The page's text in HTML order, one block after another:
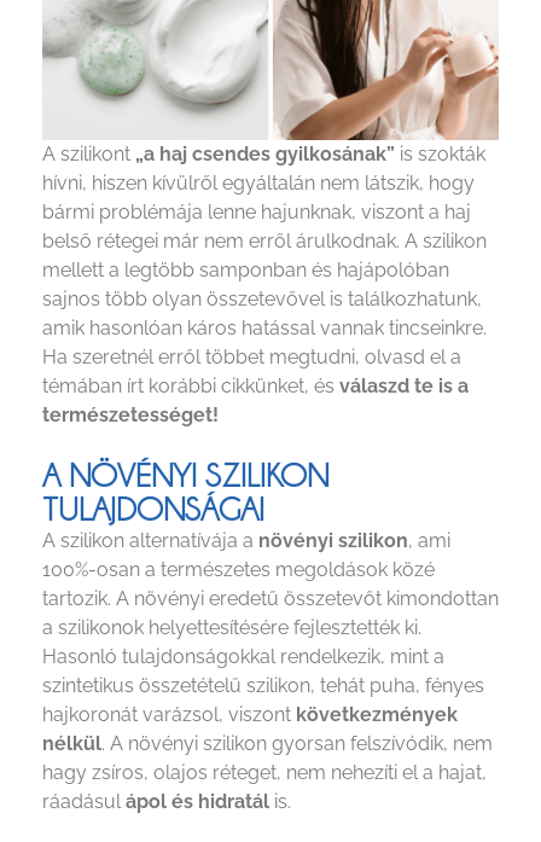
A szilikont „a haj csendes gyilkosának” is szokták
hívni, hiszen kívülről egyáltalán nem látszik, hogy
bármi problémája lenne hajunknak, viszont a haj
belső rétegei már nem erről árulkodnak. A szilikon
mellett a legtöbb samponban és hajápolóban
sajnos több olyan összetevővel is találkozhatunk,
amik hasonlóan káros hatással vannak tincseinkre.
Ha szeretnél erről többet megtudni, olvasd el a
témában írt korábbi cikkünket, és válaszd te is a
természetességet!
A NÖVÉNYI SZILIKON
TULAJDONSÁGAI
A szilikon alternatívája a növényi szilikon, ami
100%-osan a természetes megoldások közé
tartozik. A növényi eredetű összetevőt kimondottan
a szilikonok helyettesítésére fejlesztették ki.
Hasonló tulajdonságokkal rendelkezik, mint a
szintetikus összetételű szilikon, tehát puha, fényes
hajkoronát varázsol, viszont következmények
nélkül. A növényi szilikon gyorsan felszívódik, nem
hagy zsíros, olajos réteget, nem nehezíti el a hajat,
ráadásulápol és hidratál is.